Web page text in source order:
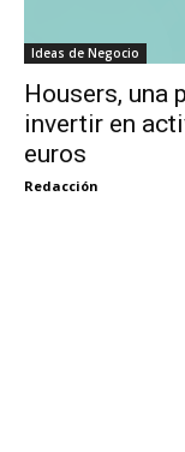
Ideas de Negocio
Housers, una
invertir en
euros
Redacción